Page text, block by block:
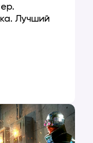
Лучший